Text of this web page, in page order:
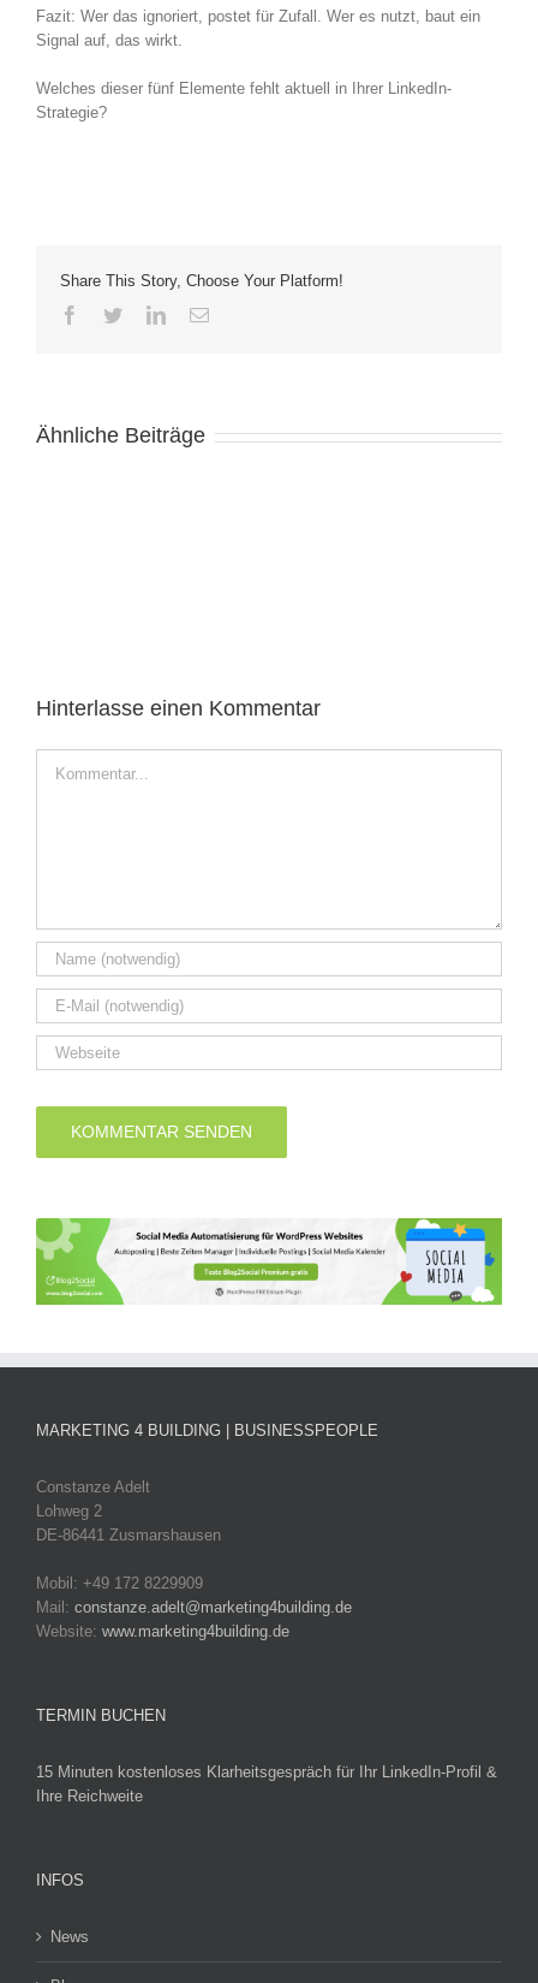
Fazit: Wer das ignoriert, postet für Zufall. Wer es nutzt, baut ein
Signal auf, das wirkt.
Welches dieser fünf Elemente fehlt aktuell in Ihrer LinkedIn-
Strategie?
Share This Story, Choose Your Platform!
Facebook
TwitterLinkedIn
E-
Ähnliche Beiträge
Hinterlasse einen Kommentar
MARKETING 4 BUILDING | BUSINESSPEOPLE
Constanze Adelt
Lohweg 2
DE-86441 Zusmarshausen
Mobil: +49 172 8229909
Mail: constanze.adelt@marketing4building.de
Website: www.marketing4building.de
TERMIN BUCHEN
15 Minuten kostenloses Klarheitsgespräch für Ihr LinkedIn-Profil &
Ihre Reichweite
INFOS
News